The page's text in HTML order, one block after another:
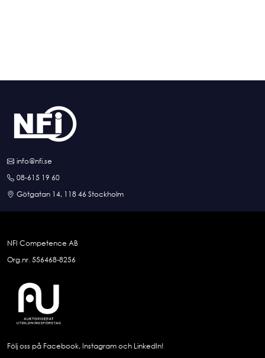
info@nfi.se
08-615 19 60
Götgatan 14, 118 46 Stockholm
NFI Competence AB
Org.nr. 556468-8256
Följ oss på Facebook, Instagram och LinkedIn!